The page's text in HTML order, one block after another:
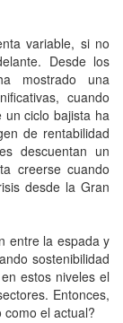
variable, si no
Desde los
mostrado una
cuando
un ciclo bajista ha
de rentabilidad
descuentan un
creerse cuando
desde la Gran
entre la espada y
sostenibilidad
estos niveles el
Entonces,
el actual?